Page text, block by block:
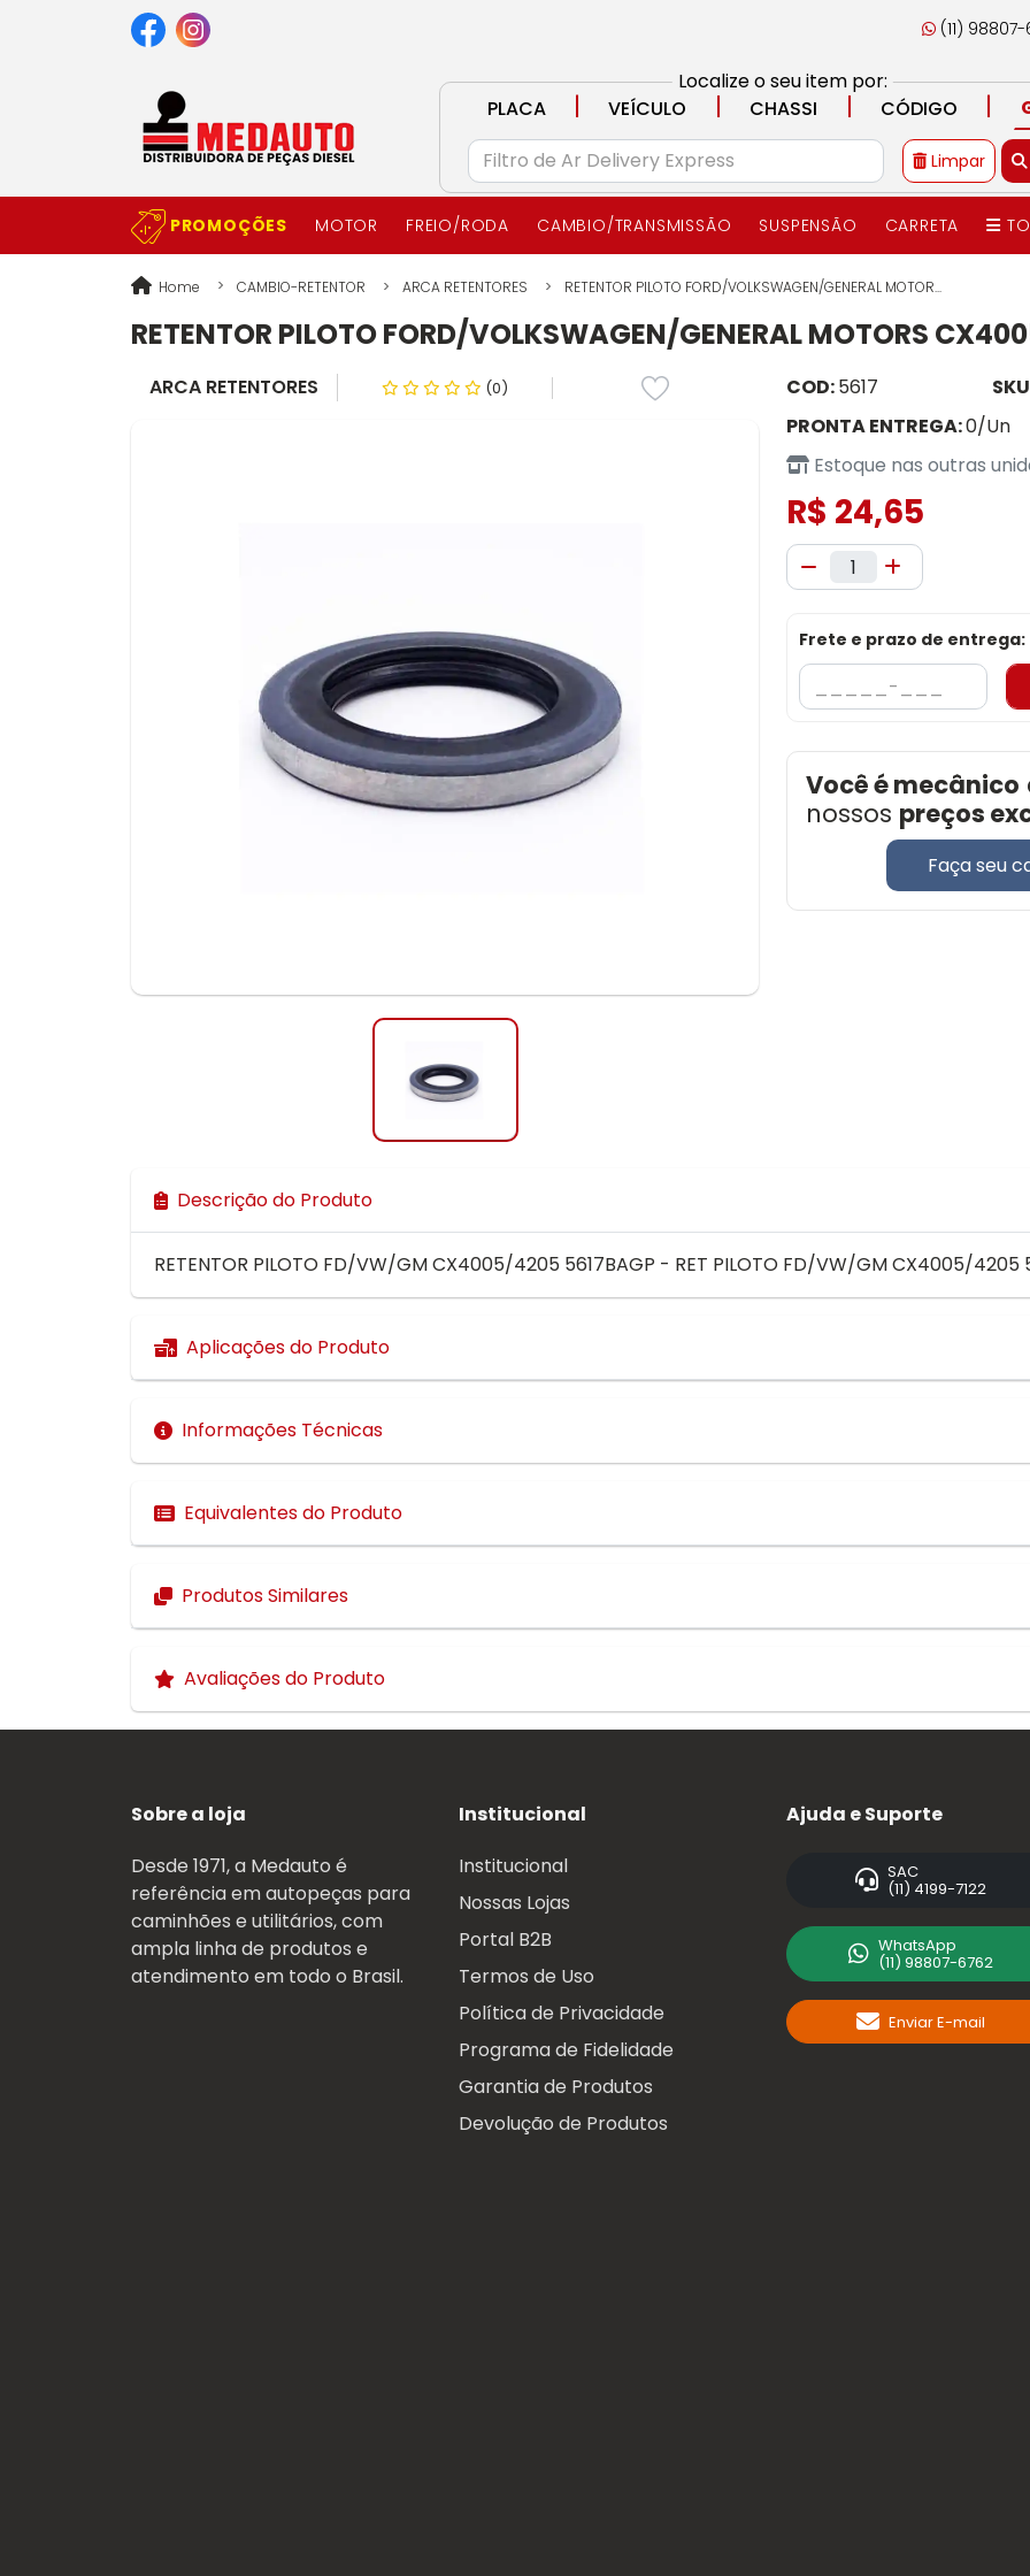
(11)
Localize o seu item por:
PLACA
| VEÍCULO | CHASSI | CÓDIGO |
Limpar
PROMOÇÕES MOTOR FREIO/RODA CAMBIO/TRANSMISSÃO SUSPENSÃO CARRETA
Home CAMBIO-RETENTOR ARCA RETENTORES RETENTOR PILOTO FORD/VOLKSWAGEN/GENERAL MOTOR...
RETENTOR PILOTO FORD/VOLKSWAGEN/GENERAL MOTORS
ARCA RETENTORES (0) COD:5617
PRONTA ENTREGA:0/Un
Estoque nas outras
R$ 24,65
Frete e prazo de entrega:
Você é mecânico
nossos preços
Faça seu
Descrição do Produto
RETENTOR PILOTO FD/VW/GM CX4005/4205 5617BAGP - RET PILOTO FD/VW/GM CX4005/4205
Aplicações do Produto
Informações Técnicas
Equivalentes do Produto
Produtos Similares
Avaliações do Produto
Sobre a loja
Desde 1971, a Medauto é
referência em autopeças para
caminhões e utilitários, com
ampla linha de produtos e
atendimento em todo o Brasil.
Institucional
Institucional
Nossas Lojas
Portal B2B
Termos de Uso
Política de Privacidade
Programa de Fidelidade
Garantia de Produtos
Devolução de Produtos
Ajuda e Suporte
SAC
(11) 4199-7122
WhatsApp
(11) 98807-6762
Enviar E-mail